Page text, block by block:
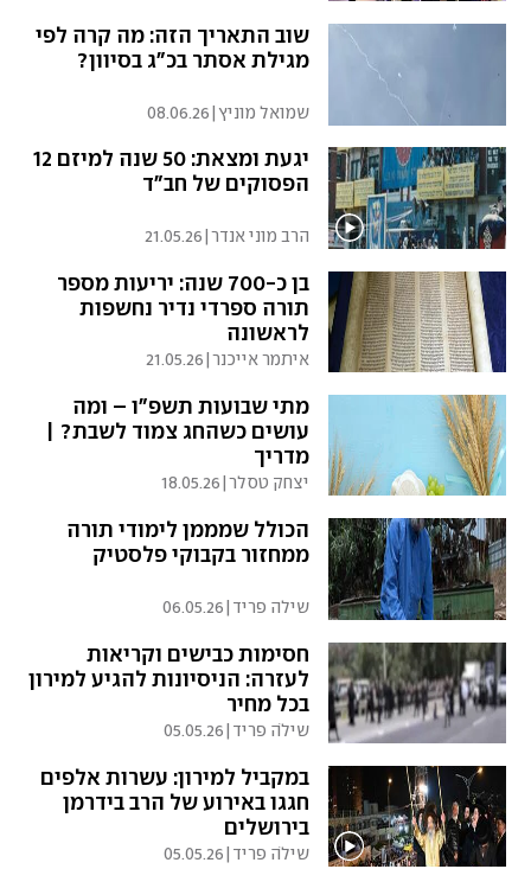
שוב התאריך הזה: מה קרה לפי
מגילת אסתר בכ"ג בסיוון?
שמואל מוניץ 08.06.26
יגעת ומצאת: 50 שנה למיזם 12
הפסוקים של חב"ד
הרב מוני אנדר|
21.05.26
בן כ-700 שנה: יריעות מספר
תורה ספרדי נדיר נחשפות
לראשונה
איתמר אייכנר|
21.05.26
מתי שבועות תשפ"ו – ומה
עושים כשהחג צמוד לשבת? |
מדריך
יצחק טסלר|
18.05.26
הכולל שמממן לימודי תורה
ממחזור בקבוקי פלסטיק
שילה פריד 06.05.26
חסימות כבישים וקריאות
לעזרה: הניסיונות להגיע למירון
בכל מחיר
שילֹה פריד 05.05.26
במקביל למירון: עשרות אלפים
חגגו באירוע של הרב בידרמן
בירושלים
שילֹה פריד 05.05.26